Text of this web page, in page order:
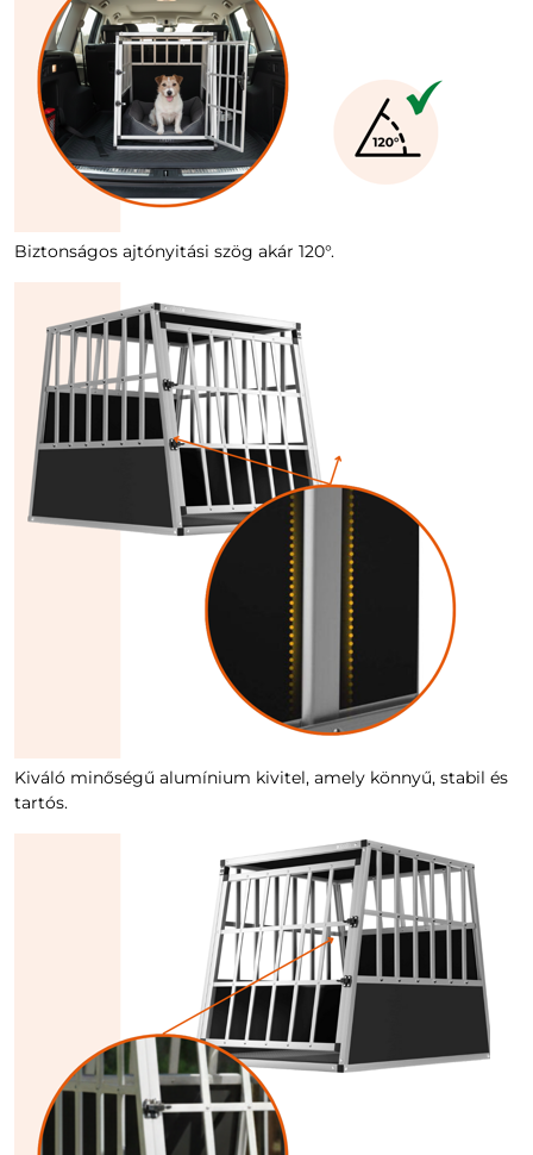
Biztonságos ajtónyitási szög akár 120°.
Kiváló minőségű alumínium kivitel, amely könnyű, stabil és
tartós.